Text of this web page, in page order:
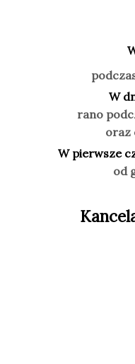
W
rano
oraz
W pierwsze
od